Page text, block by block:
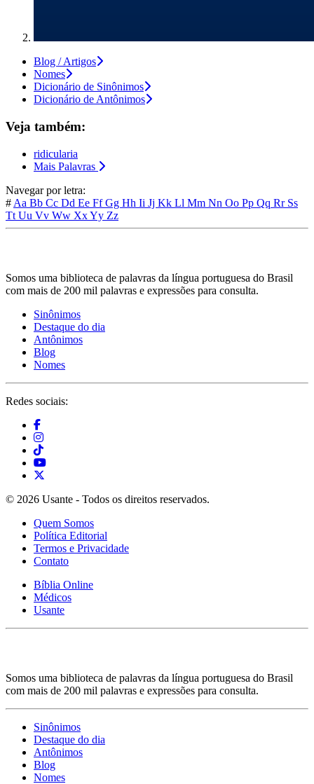
Blog / Artigos
Nomes
Dicionário de Sinônimos
Dicionário de Antônimos
Veja também:
ridicularia
Mais Palavras
Navegar por letra:
# Aa Bb Cc Dd Ee FfGg Hh Ii Jj Kk Ll Mm Nn Oo Pp Qq Rr Ss
Tt Uu Vv Ww XxYy Zz
Somos uma biblioteca de palavras da língua portuguesa do Brasil
com mais de 200 mil palavras e expressões para consulta.
Sinônimos
Destaque do dia
Antônimos
Blog
Nomes
Redes sociais:
© 2026 Usante - Todos os direitos reservados.
Quem Somos
Política Editorial
Termos e Privacidade
Contato
Bíblia Online
Médicos
Usante
Somos uma biblioteca de palavras da língua portuguesa do Brasil
com mais de 200 mil palavras e expressões para consulta.
Sinônimos
Destaque do dia
Antônimos
Blog
Nomes